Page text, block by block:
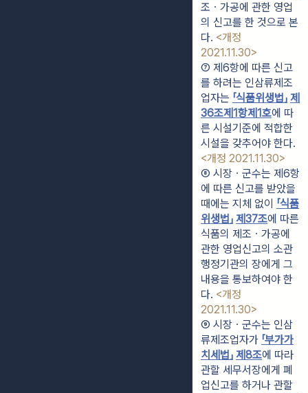
조ㆍ가공에 관한 영업
의 신고를 한 것으로 본
다. <개정
2021.11.30>
⑦ 제6항에 따른 신고
를 하려는 인삼류제조
업자는 「식품위생법」 제
36조제1항제1호에 따
른 시설기준에 적합한
<개정 2021.11.30>
⑧ 시장ㆍ군수는 제6항
에 따른 신고를 받았을
때에는 지체 없이 「식품
위생법」 제37조에 따른
식품의 제조ㆍ가공에
관한 영업신고의 소관
행정기관의 장에게 그
내용을 통보하여야 한
다. <개정
2021.11.30>
⑨ 시장ㆍ군수는 인삼
류제조업자가 「부가가
치세법」 제8조에 따라
관할 세무서장에게 폐
업신고를 하거나 관할